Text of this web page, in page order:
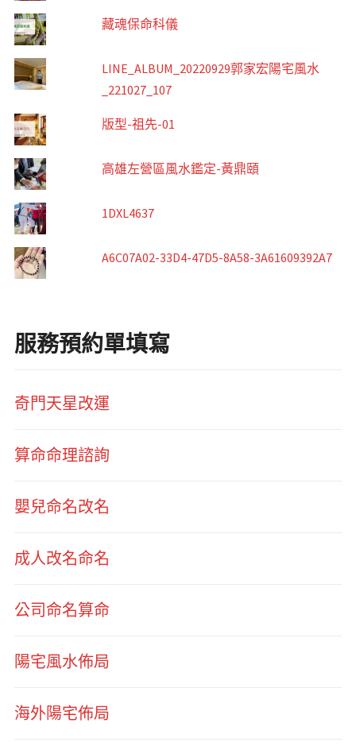
藏魂保命科儀
LINE_ALBUM_20220929郭家宏陽宅風水
_221027_107
版型-祖先-01
高雄左營區風水鑑定-黃鼎頤
1DXL4637
A6C07A02-33D4-47D5-8A58-3A61609392A7
服務預約單填寫
奇門天星改運
算命命理諮詢
嬰兒命名改名
成人改名命名
公司命名算命
陽宅風水佈局
海外陽宅佈局